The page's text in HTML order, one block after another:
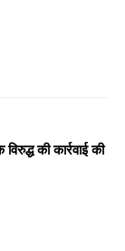
की कार्रवाई की